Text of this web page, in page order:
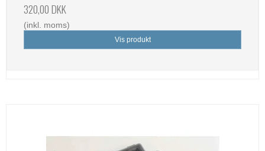
320,00 DKK
(inkl. moms)
Vis produkt